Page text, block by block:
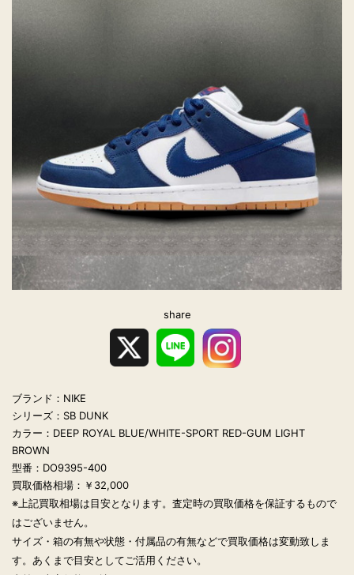
share
ブランド：NIKE
シリーズ：SB DUNK
カラー：DEEP ROYAL BLUE/WHITE-SPORT RED-GUM LIGHT
BROWN
型番：DO9395-400
買取価格相場：￥32,000
※上記買取相場は目安となります。査定時の買取価格を保証するもので
はございません。
サイズ・箱の有無や状態・付属品の有無などで買取価格は変動致しま
す。あくまで目安としてご活用ください。